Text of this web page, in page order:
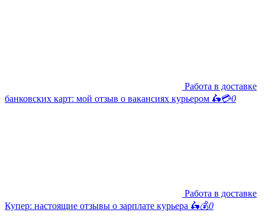
Работа в доставке
банковских карт: мой отзыв о вакансиях курьером 🛵💳0
Работа в доставке
Купер: настоящие отзывы о зарплате курьера 🛵💰0